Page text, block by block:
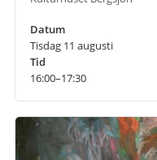
Datum
Tisdag 11 augusti
Tid
16:00–17:30